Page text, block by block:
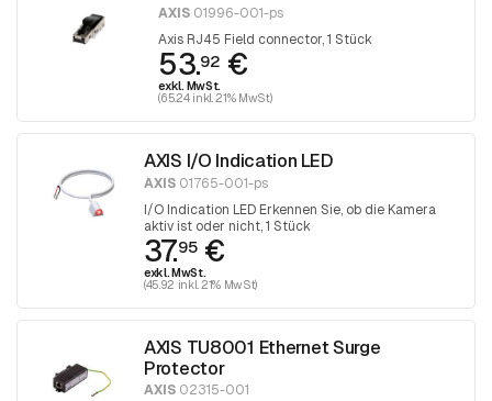
AXIS 01996-001-ps
Axis RJ45 Field connector, 1 Stück
53.92 €
exkl. MwSt.
(65.24 inkl. 21% MwSt)
AXIS I/O Indication LED
AXIS 01765-001-ps
I/O Indication LED Erkennen Sie, ob die Kamera
aktiv ist oder nicht, 1 Stück
37.95 €
exkl. MwSt.
(45.92 inkl. 21% MwSt)
AXIS TU8001 Ethernet Surge
Protector
AXIS 02315-001